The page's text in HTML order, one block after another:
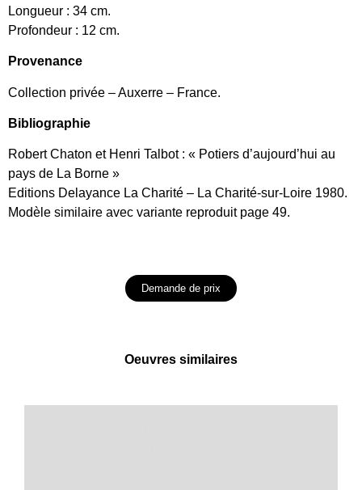
Longueur : 34 cm.
Profondeur : 12 cm.
Provenance
Collection privée – Auxerre – France.
Bibliographie
Robert Chaton et Henri Talbot : « Potiers d’aujourd’hui au
pays de La Borne »
Editions Delayance La Charité – La Charité-sur-Loire 1980.
Modèle similaire avec variante reproduit page 49.
Demande de prix
Oeuvres similaires